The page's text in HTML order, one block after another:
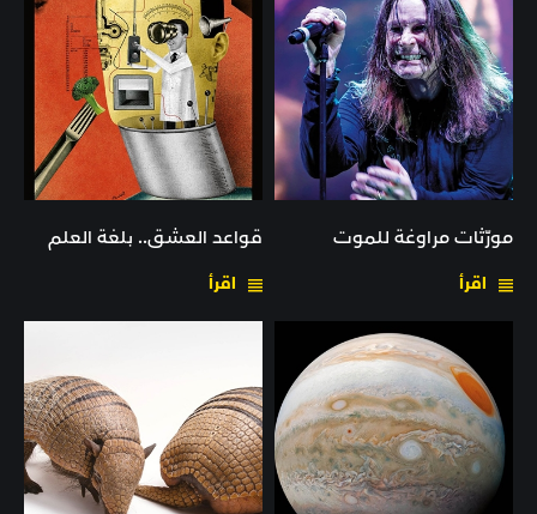
مورّثات مراوغة للموت
اقرأ
قواعد العشق.. بلغة العلم
اقرأ